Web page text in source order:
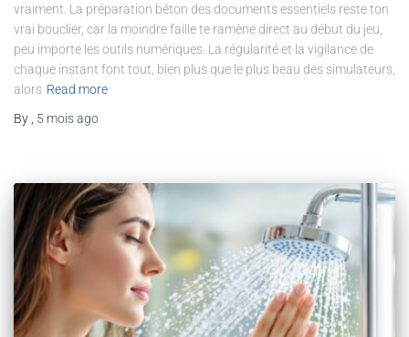
vraiment. La préparation béton des documents essentiels reste ton
vrai bouclier, car la moindre faille te ramène direct au début du jeu,
peu importe les outils numériques. La régularité et la vigilance de
chaque instant font tout, bien plus que le plus beau des simulateurs,
alors Read more
By , 5 moisago